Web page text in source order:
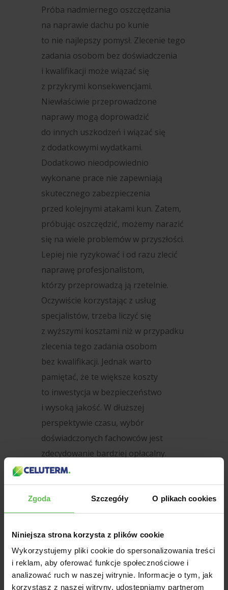
Zgoda Szczegóły O plikach cookies
Niniejsza strona korzysta z plików cookie
Wykorzystujemy pliki cookie do spersonalizowania treści
i reklam, aby oferować funkcje społecznościowe i
analizować ruch w naszej witrynie. Informacje o tym, jak
korzystasz z naszej witryny, udostępniamy partnerom
Próba nadmiernego oszczędzania
na naprawie dachu po kunie
to nie najlepszy pomysł. Zlecenie tego
zadania osobom bez doświadczenia
i kwalifikacji może wiązać się
z przykrymi konsekwencjami.
Niewłaściwie przeprowadzone
naprawy mogą doprowadzić
do innych uszkodzeń i wiązać się
z dodatkowymi wydatkami.
Dodatkowo nieodpowiednio
wykonane prace nie zapewniają
skutecznego zabezpieczenia
przed kolejnymi atakami kun. Zatem,
próbując oszczędzić, możemy narazić
się na wiele problemów w przyszłości.
Lepiej nie ryzykować i od razu zlecić
naprawę profesjonalistom,
którzy przeprowadzą ją rzetelnie.
Oczywiście korzystając z usług
specjalistów, trzeba liczyć się
z wyższymi kosztami niż w przypadku
zlecenia tego zadania osobom
bez kwalifikacji. Jednak warto
pamiętać, że te większe koszty
to inwestycja w bezpieczeństwo
i wysoką jakość. W dłuższej
perspektywie czasu, wybór
doświadczonych fachowców jest
zdecydowanie bardziej opłacalny.
Zapraszamy do skorzystania z naszej
nas, nie przepłacasz i stawiasz
na profesjonalne naprawy.